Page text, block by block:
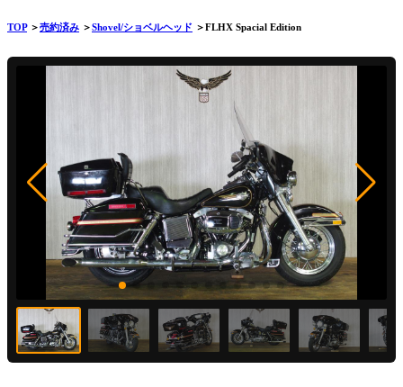
TOP＞売約済み ＞Shovel/ショベルヘッド ＞FLHX Spacial Edition